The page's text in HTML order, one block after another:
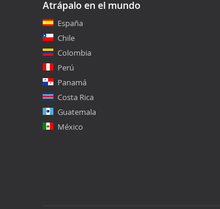
Atrápalo en el mundo
España
Chile
Colombia
Perú
Panamá
Costa Rica
Guatemala
México